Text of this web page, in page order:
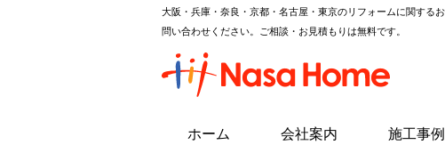
大阪・兵庫・奈良・京都・名古屋・東京のリフォームに関する
問い合わせください。ご相談・お見積もりは無料です。
ホーム 会社案内 施工事例